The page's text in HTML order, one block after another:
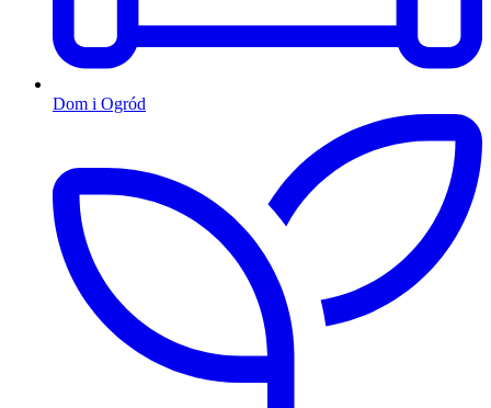
Dom i Ogród